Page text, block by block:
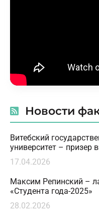
Новости
Витебский
университет – призер
17.04.2026
Максим Репинский –
«Студента года-2025»
28.02.2026